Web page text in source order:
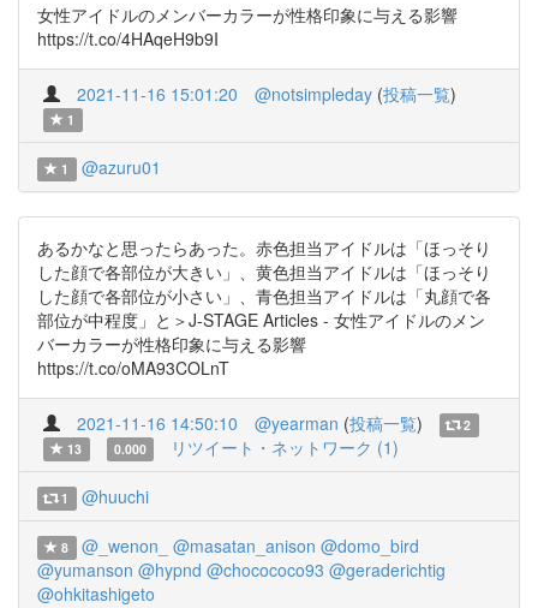
女性アイドルのメンバーカラーが性格印象に与える影響
https://t.co/4HAqeH9b9I
2021-11-16 15:01:20 @notsimpleday (投稿一覧)
1
1 @azuru01
あるかなと思ったらあった。赤色担当アイドルは「ほっそり
した顔で各部位が大きい」、黄色担当アイドルは「ほっそり
した顔で各部位が小さい」、青色担当アイドルは「丸顔で各
部位が中程度」と＞J-STAGE Articles - 女性アイドルのメン
バーカラーが性格印象に与える影響
https://t.co/oMA93COLnT
2021-11-16 14:50:10 @yearman (投稿一覧)
2
13
0.000 リツイート・ネットワーク (1)
1 @huuchi
8 @_wenon_ @masatan_anison @domo_bird
@yumanson @hypnd @chocococo93 @geraderichtig
@ohkitashigeto